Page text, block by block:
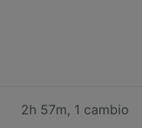
2h 57m, 1 cambio